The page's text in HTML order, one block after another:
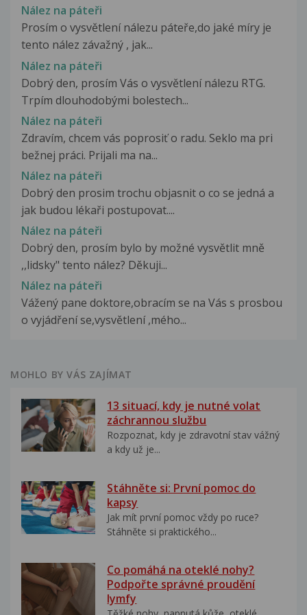
Nález na páteři
Prosím o vysvětlení nálezu páteře,do jaké míry je
tento nález závažný , jak...
Nález na páteři
Dobrý den, prosím Vás o vysvětlení nálezu RTG.
Trpím dlouhodobými bolestech...
Nález na páteři
Zdravím, chcem vás poprosiť o radu. Seklo ma pri
bežnej práci. Prijali ma na...
Nález na páteři
Dobrý den prosim trochu objasnit o co se jedná a
jak budou lékaři postupovat....
Nález na páteři
Dobrý den, prosím bylo by možné vysvětlit mně
,,lidsky" tento nález? Děkuji...
Nález na páteři
Vážený pane doktore,obracím se na Vás s prosbou
o vyjádření se,vysvětlení ,mého...
MOHLO BY VÁS ZAJÍMAT
13 situací, kdy je nutné volat
záchrannou službu
Rozpoznat, kdy je zdravotní stav vážný
a kdy už je...
Stáhněte si: První pomoc do
kapsy
Jak mít první pomoc vždy po ruce?
Stáhněte si praktického...
Co pomáhá na oteklé nohy?
Podpořte správné proudění
lymfy